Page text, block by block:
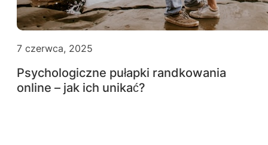
7 czerwca, 2025
Psychologiczne pułapki randkowania
online – jak ich unikać?